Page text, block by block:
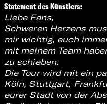
Statement des Künstlers:
Liebe Fans,
Schweren Herzens
mir wichtig, euch
mit meinem Team
zu schieben.
Die Tour wird mit ein
Köln, Stuttgart,
eurer Stadt von der